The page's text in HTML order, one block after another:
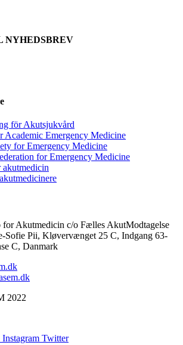
för Akutsjukvård
Academic Emergency Medicine
for Emergency Medicine
for Emergency Medicine
akutmedicin
for Akutmedicin c/o Fælles AkutModtagelse
Sofie Pii, Kløvervænget 25 C, Indgang 63-
C, Danmark
2022
Instagram Twitter